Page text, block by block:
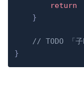
return
}
// TODO 「子
}